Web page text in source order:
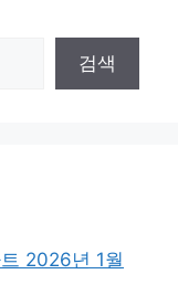
검색
2026년 1월